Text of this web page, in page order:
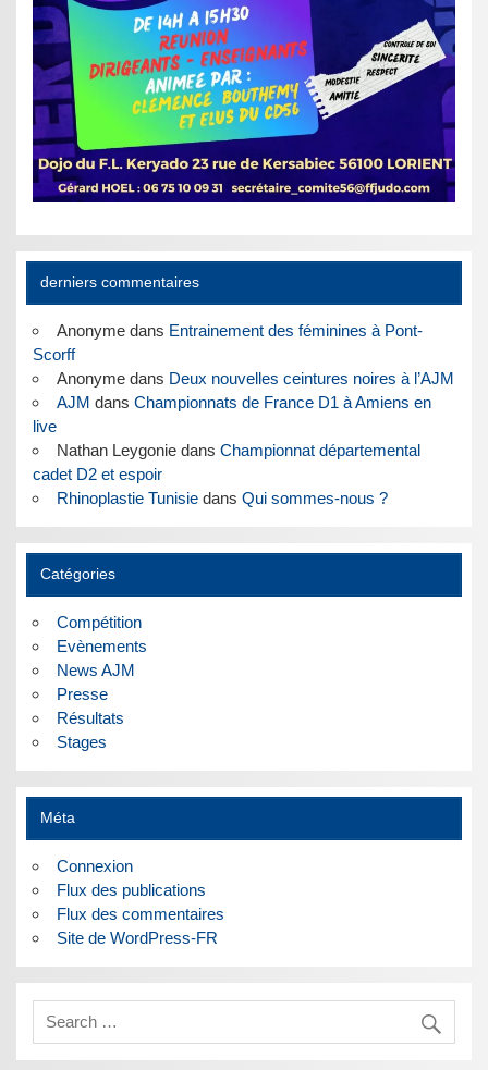
derniers commentaires
Anonymedans Entrainement des féminines à Pont-
Scorff
Anonymedans Deux nouvelles ceintures noires à l’AJM
AJM dans Championnats de France D1 à Amiens en
live
Nathan Leygoniedans Championnat départemental
cadet D2 et espoir
Rhinoplastie Tunisiedans Qui sommes-nous ?
Catégories
Compétition
Evènements
News AJM
Presse
Résultats
Stages
Méta
Connexion
Flux des publications
Flux des commentaires
Site de WordPress-FR